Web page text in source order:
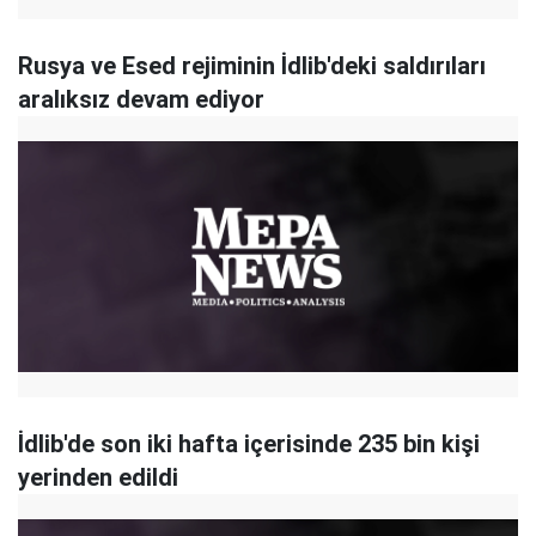
Rusya ve Esed rejiminin İdlib'deki saldırıları
aralıksız devam ediyor
​İdlib'de son iki hafta içerisinde 235 bin kişi
yerinden edildi